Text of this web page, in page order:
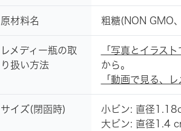
原材料名 粗糖(NON GMO
レメディー瓶の取
り扱い方法
「写真とイラス
から。
「動画で見る、
サイズ(閉函時)
小ビン: 直径
大ビン: 直径1.4